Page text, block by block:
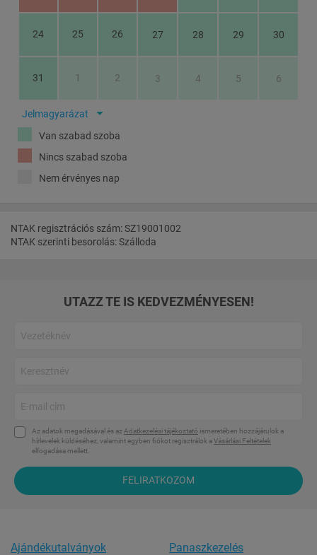
Közkedvelt élménymedencéje kamikáze és anakonda csúszdával,
tetőszerkezettel épített pezsgőfürdős termálmedence 34-36C°-os
hőmérsékletű. A már több nemzetközi és hazai sporteseménynek
felüdülés mellett edzésekre, és versenyek megrendezésére is ideális.
játszótér, a kínálkozó sportolási lehetőségek minden fürdőzőnek és
gyermeknek kellemes időtöltést nyújthat. Az aktív pihenést
kedvelőknek, vízi-és kültéri játékok, salakos és füves pályák állnak
rendelkezésre.
24 25 26 27 28 29 30
31 1 2 3 4 5 6
Jelmagyarázat
Van szabad szoba
Nincs szabad szoba
Nem érvényes nap
NTAK regisztrációs szám: SZ19001002
NTAK szerinti besorolás: Szálloda
UTAZZ TE IS KEDVEZMÉNYESEN!
Az adatok megadásával és az Adatkezelési tájékoztató ismeretében hozzájárulok a
hírlevelek küldéséhez, valamint egyben fiókot regisztrálok aVásárlási Feltételek
elfogadása mellett.
FELIRATKOZOM
Ajándékutalványok
Panaszkezelés